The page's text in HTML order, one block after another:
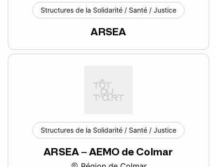
Structures de la Solidarité / Santé / Justice
ARSEA
Structures de la Solidarité / Santé / Justice
ARSEA – AEMO de Colmar